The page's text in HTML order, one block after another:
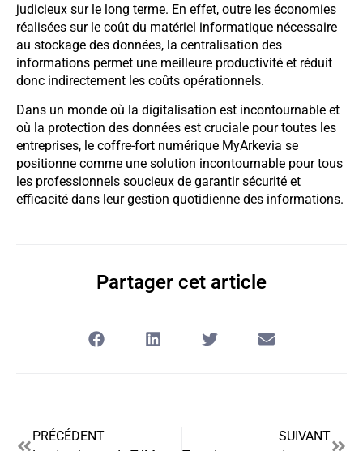
judicieux sur le long terme. En effet, outre les économies
réalisées sur le coût du matériel informatique nécessaire
au stockage des données, la centralisation des
informations permet une meilleure productivité et réduit
donc indirectement les coûts opérationnels.
Dans un monde où la digitalisation est incontournable et
où la protection des données est cruciale pour toutes les
entreprises, le coffre-fort numérique MyArkevia se
positionne comme une solution incontournable pour tous
les professionnels soucieux de garantir sécurité et
efficacité dans leur gestion quotidienne des informations.
Partager cet article
PRÉCÉDENT
SUIVANT